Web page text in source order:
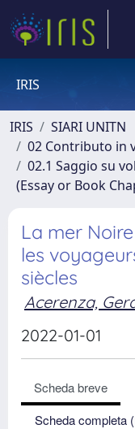
IRIS
IRIS
SIARI UNITN
02 Contributo in
02.1 Saggio su
(Essay or Book
La mer
les
siècles
Acerenza,
2022-01-01
Scheda breve
Scheda completa